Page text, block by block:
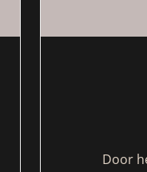
Door